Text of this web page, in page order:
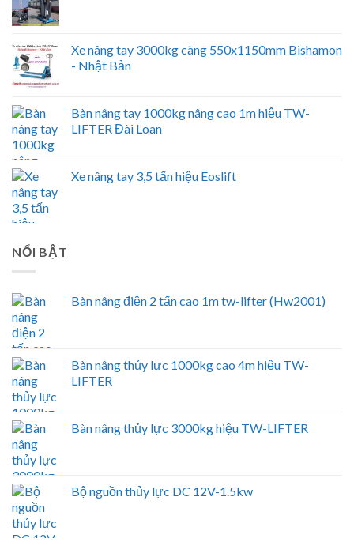
Xe nâng tay 3000kg càng 550x1150mm Bishamon
- Nhật Bản
Bàn nâng tay 1000kg nâng cao 1m hiệu TW-
LIFTER Đài Loan
Xe nâng tay 3,5 tấn hiệu Eoslift
NỔI BẬT
Bàn nâng điện 2 tấn cao 1m tw-lifter (Hw2001)
Bàn nâng thủy lực 1000kg cao 4m hiệu TW-
LIFTER
Bàn nâng thủy lực 3000kg hiệu TW-LIFTER
Bộ nguồn thủy lực DC 12V-1.5kw